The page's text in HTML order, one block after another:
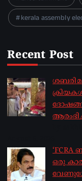
kerala assembly
Recent Post
ഒരു